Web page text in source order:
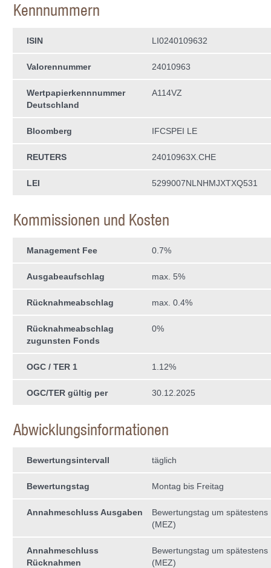
Kennnummern
ISIN LI0240109632
Valorennummer 24010963
Wertpapierkenn­nummer
Deutschland
A114VZ
Bloomberg IFCSPEI LE
REUTERS 24010963X.CHE
LEI 5299007NLNHMJXTXQ531
Kommissionen und Kosten
Management Fee 0.7%
Ausgabeaufschlag max. 5%
Rücknahmeabschlag max. 0.4%
Rücknahmeabschlag
zugunsten Fonds
0%
OGC / TER 1 1.12%
OGC/TER gültig per 30.12.2025
Abwicklungsinformationen
Bewertungsintervall täglich
Bewertungstag Montag bis Freitag
Annahmeschluss Ausgaben
Bewertungstag um spätestens
(MEZ)
Annahmeschluss
Rücknahmen
Bewertungstag um spätestens
(MEZ)